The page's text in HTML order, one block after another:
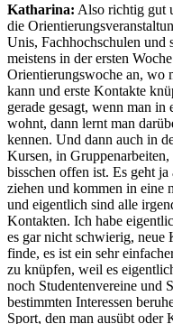
Katharina: Also richtig gut
die
Unis, Fachhochschulen und
meistens in der ersten
Orientierungswoche an, wo
kann und erste Kontakte
gerade gesagt, wenn man
wohnt, dann lernt man
kennen. Und dann auch in
Kursen, in
bisschen offen ist. Es geht
ziehen und kommen in eine
und eigentlich sind alle
Kontakten. Ich habe
es gar nicht schwierig,
finde, es ist ein sehr
zu knüpfen, weil es
noch Studentenvereine und
bestimmten Interessen
Sport, den man ausübt